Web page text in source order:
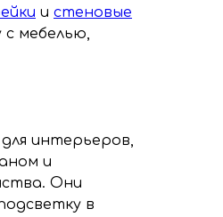
и стеновые
с мебелью,
интерьеров,
и
Они
в